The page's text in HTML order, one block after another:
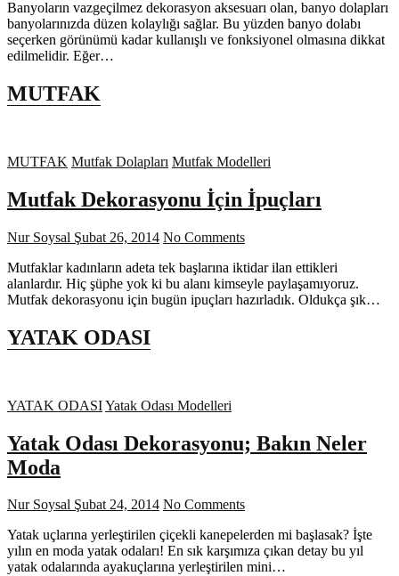
Banyoların vazgeçilmez dekorasyon aksesuarı olan, banyo dolapları
banyolarınızda düzen kolaylığı sağlar. Bu yüzden banyo dolabı
seçerken görünümü kadar kullanışlı ve fonksiyonel olmasına dikkat
edilmelidir. Eğer…
MUTFAK
MUTFAK Mutfak Dolapları Mutfak Modelleri
Mutfak Dekorasyonu İçin İpuçları
Nur Soysal Şubat 26, 2014 No Comments
Mutfaklar kadınların adeta tek başlarına iktidar ilan ettikleri
alanlardır. Hiç şüphe yok ki bu alanı kimseyle paylaşamıyoruz.
Mutfak dekorasyonu için bugün ipuçları hazırladık. Oldukça şık…
YATAK ODASI
YATAK ODASIYatak Odası Modelleri
Yatak Odası Dekorasyonu; Bakın Neler
Moda
Nur Soysal Şubat 24, 2014 No Comments
Yatak uçlarına yerleştirilen çiçekli kanepelerden mi başlasak? İşte
yılın en moda yatak odaları! En sık karşımıza çıkan detay bu yıl
yatak odalarında ayakuçlarına yerleştirilen mini…